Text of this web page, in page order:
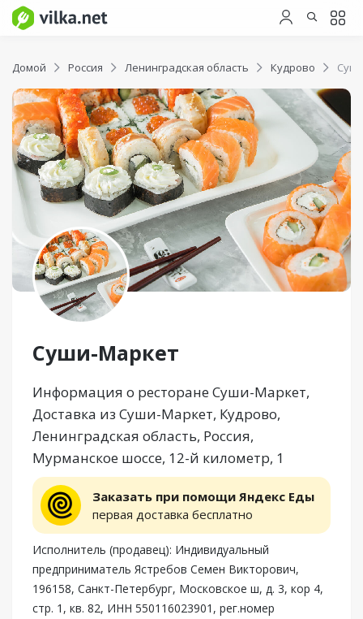
Домой Россия Ленинградская область Кудрово
Суши-Маркет
Информация о ресторане Суши-Маркет,
Доставка из Суши-Маркет, Кудрово,
Ленинградская область, Россия,
Мурманское шоссе, 12-й километр, 1
Заказать при помощи Яндекс Еды
первая доставка бесплатно
Исполнитель (продавец): Индивидуальный
предприниматель Ястребов Семен Викторович,
196158, Санкт-Петербург, Московское ш, д. 3, кор 4,
стр. 1, кв. 82, ИНН 550116023901, рег.номер